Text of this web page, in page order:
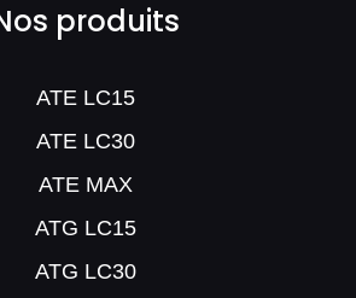
produits
ATE LC15
ATE LC30
ATE MAX
ATG LC15
ATG LC30